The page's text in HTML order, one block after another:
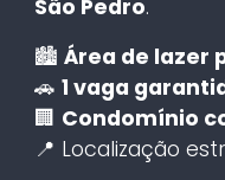
São Pedro.
🏙️ Área de lazer
🚗 1 vaga
🏢 Condomínio
📍 Localização